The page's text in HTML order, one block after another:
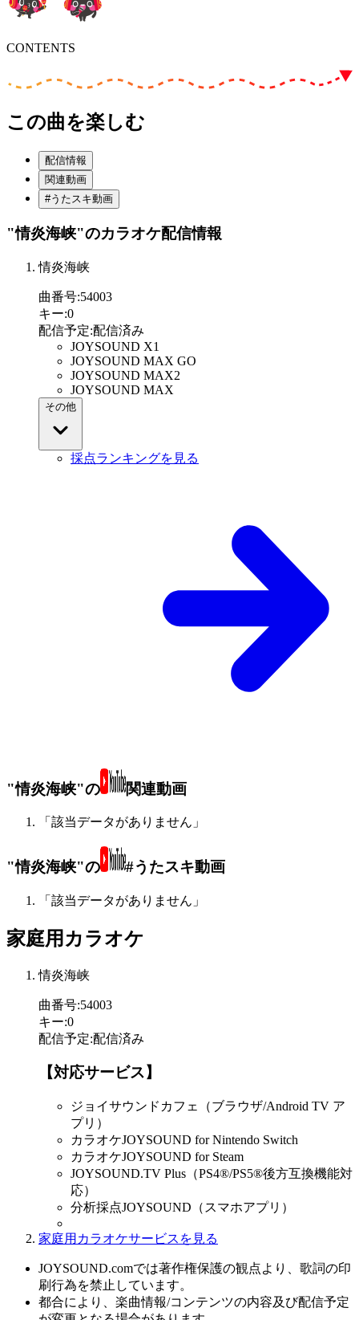
CONTENTS
この曲を楽しむ
配信情報
関連動画
#うたスキ動画
"情炎海峡"のカラオケ配信情報
情炎海峡
曲番号:54003
キー:0
配信予定:配信済み
JOYSOUND X1
JOYSOUND MAX GO
JOYSOUND MAX2
JOYSOUND MAX
その他
採点ランキングを見る
"情炎海峡"の 関連動画
「該当データがありません」
"情炎海峡"の #うたスキ動画
「該当データがありません」
家庭用カラオケ
情炎海峡
曲番号:54003
キー:0
配信予定:配信済み
【対応サービス】
ジョイサウンドカフェ（ブラウザ/Android TV ア
プリ）
カラオケJOYSOUND for Nintendo Switch
カラオケJOYSOUND for Steam
JOYSOUND.TV Plus（PS4®/PS5®後方互換機能対
応）
分析採点JOYSOUND（スマホアプリ）
家庭用カラオケサービスを見る
JOYSOUND.comでは著作権保護の観点より、歌詞の印
刷行為を禁止しています。
都合により、楽曲情報/コンテンツの内容及び配信予定